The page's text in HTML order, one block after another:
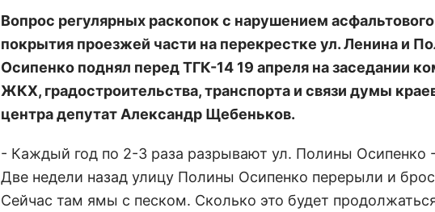
Вопрос регулярных раскопок с нарушением асфальтового
покрытия проезжей части на перекрестке ул. Ленина и
Осипенко поднял перед ТГК-14 19 апреля на заседании
ЖКХ, градостроительства, транспорта и связи думы
центра депутат Александр Щебеньков.
- Каждый год по 2-3 раза разрывают ул. Полины Осипенко
Две недели назад улицу Полины Осипенко перерыли и
Сейчас там ямы с песком. Сколько это будет